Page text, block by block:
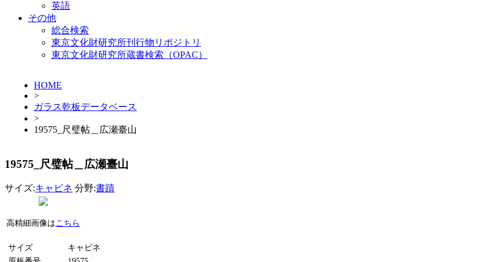
英語
その他
総合検索
東京文化財研究所刊行物リポジトリ
東京文化財研究所蔵書検索（OPAC）
HOME
>
ガラス乾板データベース
>
19575_尺璧帖＿広瀬臺山
19575_尺璧帖＿広瀬臺山
サイズ:キャビネ 分野:書蹟
高精細画像はこちら
サイズ
キャビネ